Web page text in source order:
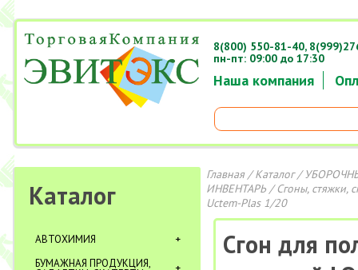
Наша компания
8(800) 550-81-40,
пн-пт: 09:00 до 17:30
Каталог
АВТОХИМИЯ
БУМАЖНАЯ ПРОДУКЦИЯ,
Главная/Каталог/
ИНВЕНТАРЬ /Сгоны, стяжки,
Uctem-Plas 1/20
Сгон для